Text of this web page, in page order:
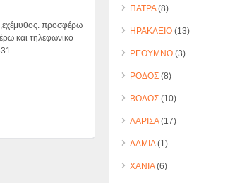
προσφέρω
και τηλεφωνικό
ΠΑΤΡΑ(8)
ΗΡΑΚΛΕΙΟ(13)
ΡΕΘΥΜΝΟ(3)
ΡΟΔΟΣ(8)
ΒΟΛΟΣ(10)
ΛΑΡΙΣΑ(17)
ΛΑΜΙΑ(1)
ΧΑΝΙΑ(6)